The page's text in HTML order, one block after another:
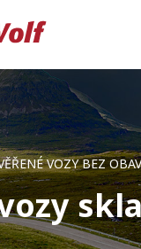
VOZY BEZ OBAV